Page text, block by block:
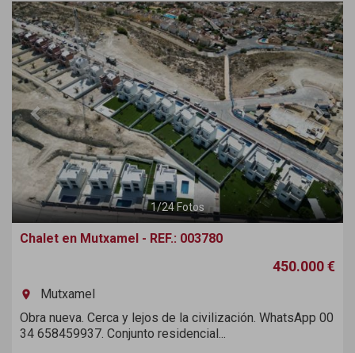
Previous Next
1/24 Fotos
Chalet en Mutxamel - REF.: 003780
450.000 €
room
Mutxamel
Obra nueva. Cerca y lejos de la civilización. WhatsApp 00
34 658459937. Conjunto residencial...